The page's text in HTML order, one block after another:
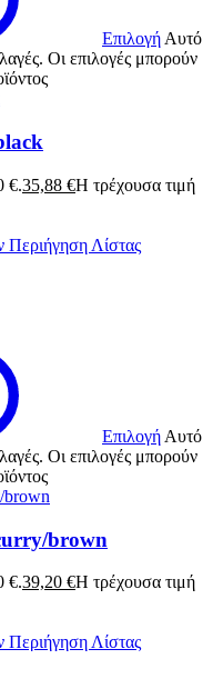
ΕπιλογήΑυτό
Οι επιλογές μπορούν
€.35,88 €Η τρέχουσα τιμή
Περιήγηση Λίστας
Επιλογή Αυτό
Οι επιλογές μπορούν
brown
€.39,20 €Η τρέχουσα τιμή
Περιήγηση Λίστας